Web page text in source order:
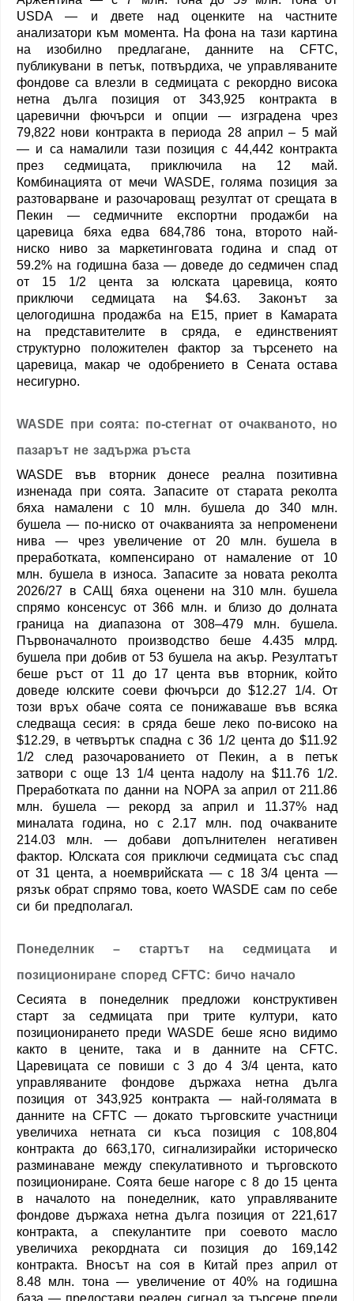
USDA — и двете над оценките на частните
анализатори към момента. На фона на тази картина
на изобилно предлагане, данните на CFTC,
публикувани в петък, потвърдиха, че управляваните
фондове са влезли в седмицата с рекордно висока
нетна дълга позиция от 343,925 контракта в
царевични фючърси и опции — изградена чрез
79,822 нови контракта в периода 28 април – 5 май
— и са намалили тази позиция с 44,442 контракта
през седмицата, приключила на 12 май.
Комбинацията от мечи WASDE, голяма позиция за
разтоварване и разочароващ резултат от срещата в
Пекин — седмичните експортни продажби на
царевица бяха едва 684,786 тона, второто най-
ниско ниво за маркетинговата година и спад от
59.2% на годишна база — доведе до седмичен спад
от 15 1/2 цента за юлската царевица, която
приключи седмицата на $4.63. Законът за
целогодишна продажба на E15, приет в Камарата
на представителите в сряда, е единственият
структурно положителен фактор за търсенето на
царевица, макар че одобрението в Сената остава
несигурно.
WASDE при соята: по-стегнат от очакваното, но
пазарът не задържа ръста
WASDE във вторник донесе реална позитивна
изненада при соята. Запасите от старата реколта
бяха намалени с 10 млн. бушела до 340 млн.
бушела — по-ниско от очакванията за непроменени
нива — чрез увеличение от 20 млн. бушела в
преработката, компенсирано от намаление от 10
млн. бушела в износа. Запасите за новата реколта
2026/27 в САЩ бяха оценени на 310 млн. бушела
спрямо консенсус от 366 млн. и близо до долната
граница на диапазона от 308–479 млн. бушела.
Първоначалното производство беше 4.435 млрд.
бушела при добив от 53 бушела на акър. Резултатът
беше ръст от 11 до 17 цента във вторник, който
доведе юлските соеви фючърси до $12.27 1/4. От
този връх обаче соята се понижаваше във всяка
следваща сесия: в сряда беше леко по-високо на
$12.29, в четвъртък спадна с 36 1/2 цента до $11.92
1/2 след разочарованието от Пекин, а в петък
затвори с още 13 1/4 цента надолу на $11.76 1/2.
Преработката по данни на NOPA за април от 211.86
млн. бушела — рекорд за април и 11.37% над
миналата година, но с 2.17 млн. под очакваните
214.03 млн. — добави допълнителен негативен
фактор. Юлската соя приключи седмицата със спад
от 31 цента, а ноемврийската — с 18 3/4 цента —
рязък обрат спрямо това, което WASDE сам по себе
си би предполагал.
Понеделник – стартът на седмицата и
позициониране според CFTC: бичо начало
Сесията в понеделник предложи конструктивен
старт за седмицата при трите култури, като
позиционирането преди WASDE беше ясно видимо
както в цените, така и в данните на CFTC.
Царевицата се повиши с 3 до 4 3/4 цента, като
управляваните фондове държаха нетна дълга
позиция от 343,925 контракта — най-голямата в
данните на CFTC — докато търговските участници
увеличиха нетната си къса позиция с 108,804
контракта до 663,170, сигнализирайки историческо
разминаване между спекулативното и търговското
позициониране. Соята беше нагоре с 8 до 15 цента
в началото на понеделник, като управляваните
фондове държаха нетна дълга позиция от 221,617
контракта, а спекулантите при соевото масло
увеличиха рекордната си позиция до 169,142
контракта. Вносът на соя в Китай през април от
8.48 млн. тона — увеличение от 40% на годишна